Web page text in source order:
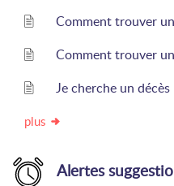
Comment trouver
Comment trouver
Je cherche un
plus
Alertes